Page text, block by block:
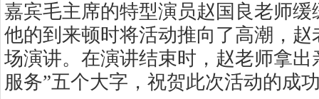
嘉宾毛主席的特型演员赵国良老师
他的到来顿时将活动推向了高潮，
场演讲。在演讲结束时，赵老师拿出
服务”五个大字，祝贺此次活动的成